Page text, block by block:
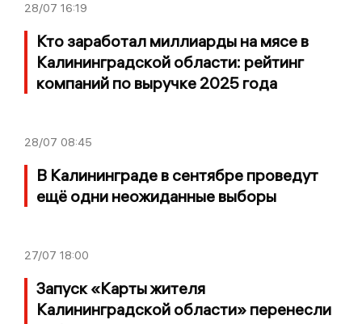
28/07 16:19
Кто заработал миллиарды на мясе в
Калининградской области: рейтинг
компаний по выручке 2025 года
28/07 08:45
В Калининграде в сентябре проведут
ещё одни неожиданные выборы
27/07 18:00
Запуск «Карты жителя
Калининградской области» перенесли